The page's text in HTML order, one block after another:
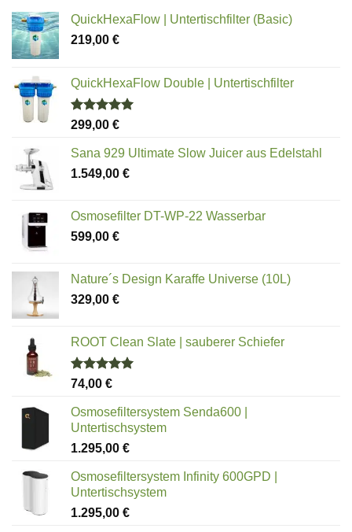
QuickHexaFlow | Untertischfilter (Basic)
219,00 €
QuickHexaFlow Double | Untertischfilter
Bewertet
von 5
299,00 €
Sana 929 Ultimate Slow Juicer aus Edelstahl
1.549,00 €
Osmosefilter DT-WP-22 Wasserbar
599,00 €
Nature´s Design Karaffe Universe (10L)
329,00 €
ROOT Clean Slate | sauberer Schiefer
Bewertet
von 5
74,00 €
Osmosefiltersystem Senda600 |
Untertischsystem
1.295,00 €
Osmosefiltersystem Infinity 600GPD |
Untertischsystem
1.295,00 €